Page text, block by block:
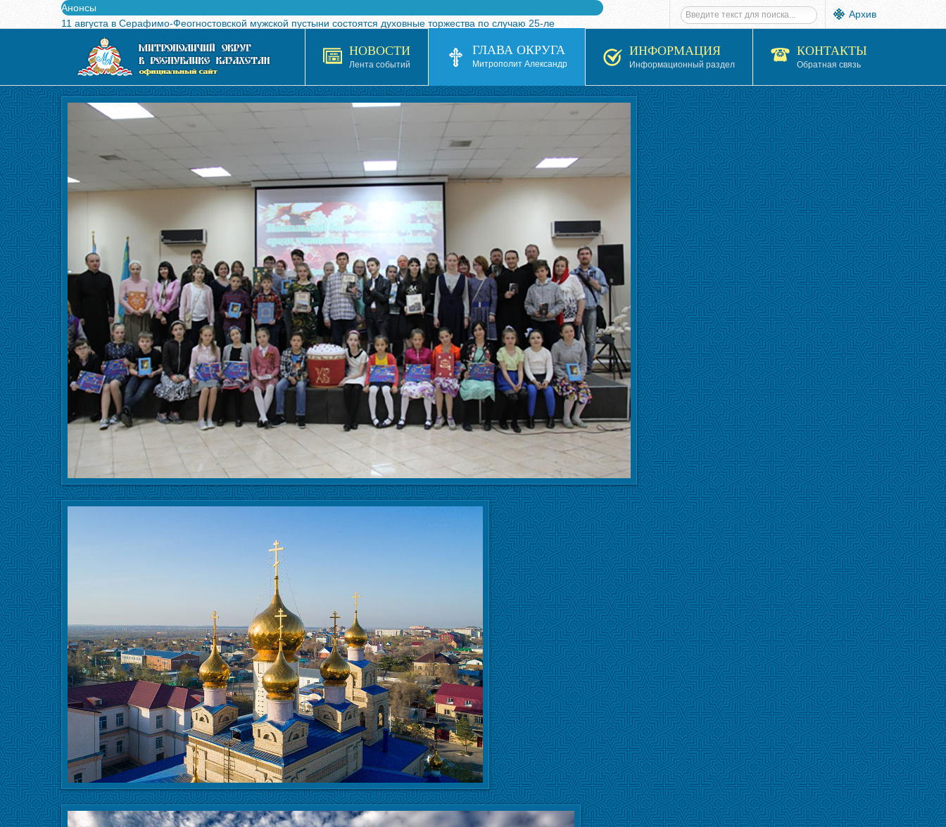
Анонсы
11 августа в Серафимо-Феогностовской мужской пустыни состоятся духовные торжества по случаю 25-ле
Выпущен в свет буклет о проведении Международного турнира по волейболу, посвященного 25-летию обр
Вышел в свет новый номер журнала «Свет Православия в Казахстане»
Вышла в свет монография «Управляющие Алма-Атинской епархией Русской Православной Церкви в 1927–19
Алма-Атинская духовная семинария объявляет прием документов на 2026-2027 учебный год
Архив
НОВОСТИ
Лента событий
ГЛАВА ОКРУГА
Митрополит Александр
ИНФОРМАЦИЯ
Информационный раздел
КОНТАКТЫ
Обратная связь